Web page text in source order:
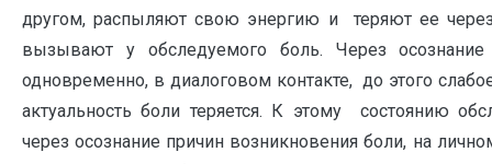
другом, распыляют свою энергию и теряют ее через
вызывают у обследуемого боль. Через
одновременно, в диалоговом контакте, до этого
актуальность боли теряется. К этому состоянию
через осознание причин возникновения боли, на